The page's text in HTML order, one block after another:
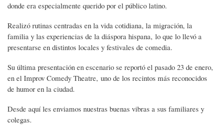
donde era especialmente querido por el público latino.
Realizó rutinas centradas en la vida cotidiana, la migración, la
familia y las experiencias de la diáspora hispana, lo que lo llevó a
presentarse en distintos locales y festivales de comedia.
Su última presentación en escenario se reportó el pasado 23 de enero,
en el Improv Comedy Theatre, uno de los recintos más reconocidos
de humor en la ciudad.
Desde aquí les enviamos nuestras buenas vibras a sus familiares y
colegas.